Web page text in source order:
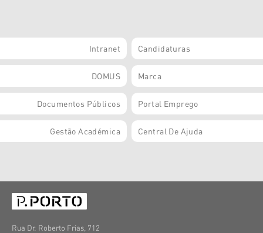
Intranet Candidaturas
DOMUS Marca
Documentos Públicos Portal Emprego
Gestão Académica Central De Ajuda
Rua Dr. Roberto Frias, 712